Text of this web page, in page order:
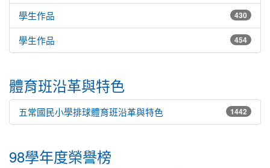
430
學生作品
454
學生作品
體育班沿革與特色
1442
五常國民小學排球體育班沿革與特色
98學年度榮譽榜